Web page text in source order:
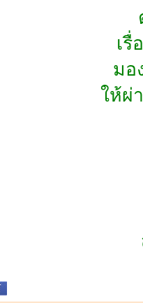
เรื่
มอ
ให้ผ่